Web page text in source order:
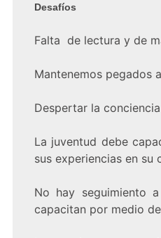
Desafíos
Falta de lectura y de
Mantenemos pegados
Despertar la
La juventud debe
sus experiencias en su
No hay seguimiento
capacitan por medio